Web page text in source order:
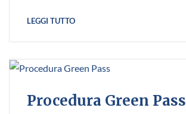
LEGGI TUTTO
Procedura Green Pass